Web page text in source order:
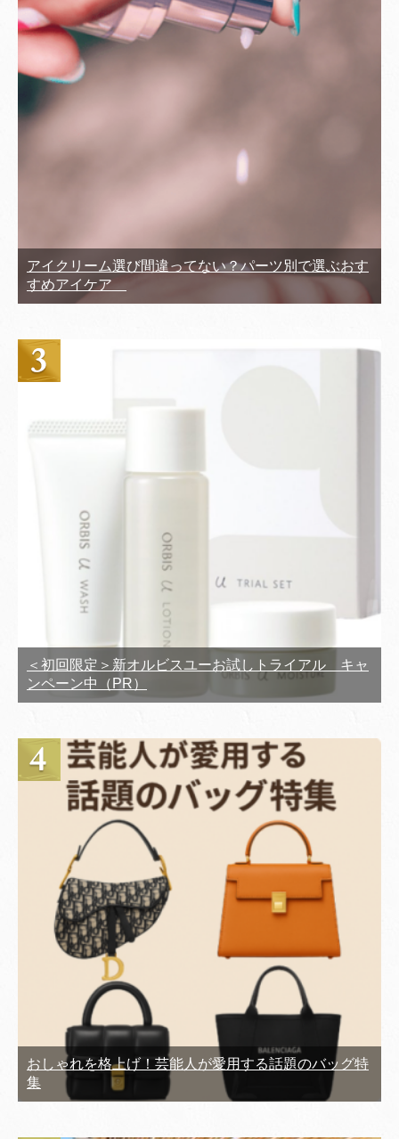
アイクリーム選び間違ってない？パーツ別で選ぶおす
すめアイケア
＜初回限定＞新オルビスユーお試しトライアル キャ
ンペーン中（PR）
おしゃれを格上げ！芸能人が愛用する話題のバッグ特
集